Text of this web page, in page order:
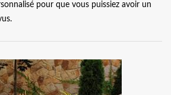
pour que vous puissiez avoir un